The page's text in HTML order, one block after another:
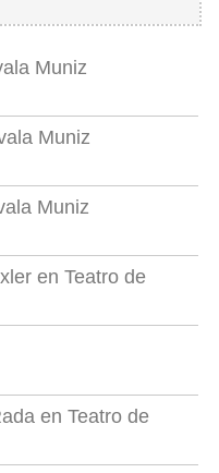
Muniz
Muniz
Muniz
en Teatro de
en Teatro de